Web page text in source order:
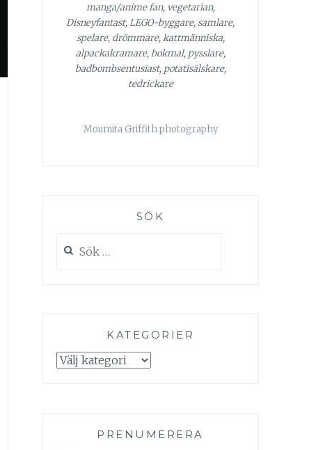
manga/anime fan, vegetarian,
Disneyfantast, LEGO-byggare, samlare,
spelare, drömmare, kattmänniska,
alpackakramare, bokmal, pysslare,
badbombsentusiast, potatisälskare,
tedrickare
Moumita Griffith photography
SÖK
efter:
KATEGORIER
Kategorier
PRENUMERERA